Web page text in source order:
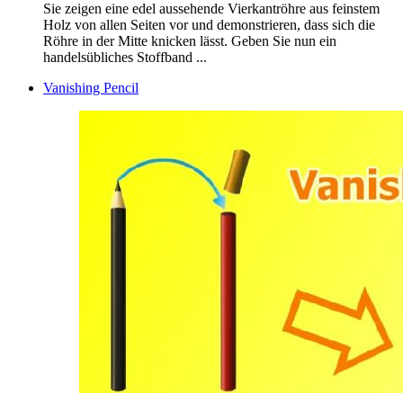
Sie zeigen eine edel aussehende Vierkantröhre aus feinstem
Holz von allen Seiten vor und demonstrieren, dass sich die
Röhre in der Mitte knicken lässt. Geben Sie nun ein
handelsübliches Stoffband ...
Vanishing Pencil